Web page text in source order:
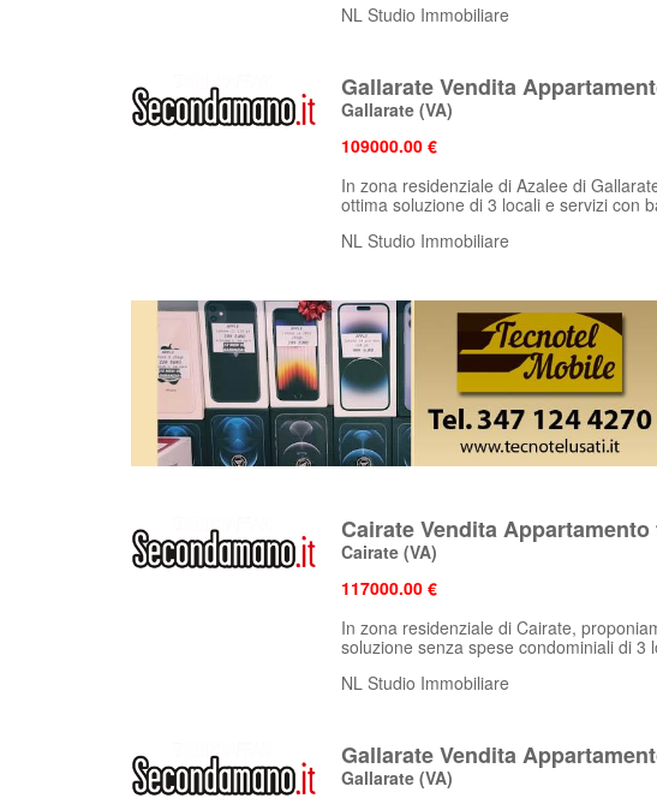
NL Studio Immobiliare
Gallarate Vendita
Gallarate(VA)
109000.00 €
In zona residenziale di Azalee di
ottima soluzione di 3 locali e servizi con
NL Studio Immobiliare
Cairate Vendita
Cairate(VA)
117000.00 €
In zona residenziale di Cairate,
soluzione senza spese condominiali di 3
NL Studio Immobiliare
Gallarate Vendita
Gallarate(VA)